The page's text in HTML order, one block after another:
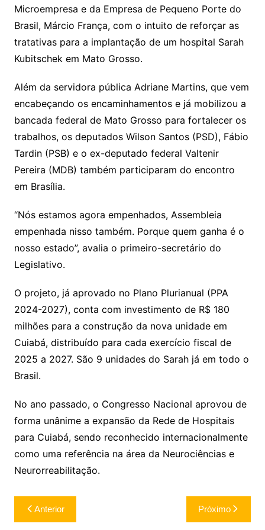
n
k
p
p
m
n
Cl
a
s
o
o
m
a
g
e
k.
c
o
e o
M
ai
d
s
Microempresa e da Empresa de Pequeno Porte do
Brasil, Márcio França, com o intuito de reforçar as
tratativas para a implantação de um hospital Sarah
Kubitschek em Mato Grosso.
Além da servidora pública Adriane Martins, que vem
encabeçando os encaminhamentos e já mobilizou a
bancada federal de Mato Grosso para fortalecer os
trabalhos, os deputados Wilson Santos (PSD), Fábio
Tardin (PSB) e o ex-deputado federal Valtenir
Pereira (MDB) também participaram do encontro
em Brasília.
“Nós estamos agora empenhados, Assembleia
empenhada nisso também. Porque quem ganha é o
nosso estado”, avalia o primeiro-secretário do
Legislativo.
O projeto, já aprovado no Plano Plurianual (PPA
2024-2027), conta com investimento de R$ 180
milhões para a construção da nova unidade em
Cuiabá, distribuído para cada exercício fiscal de
2025 a 2027. São 9 unidades do Sarah já em todo o
Brasil.
No ano passado, o Congresso Nacional aprovou de
forma unânime a expansão da Rede de Hospitais
para Cuiabá, sendo reconhecido internacionalmente
como uma referência na área da Neurociências e
Neurorreabilitação.
Navegação
de
Anterior Próximo